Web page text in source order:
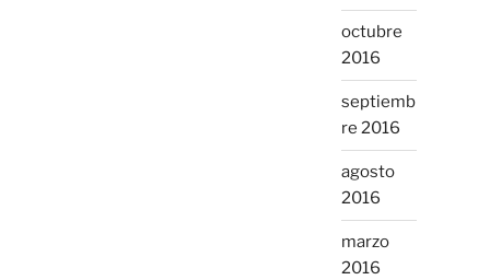
octubre
2016
septiemb
re 2016
agosto
2016
marzo
2016